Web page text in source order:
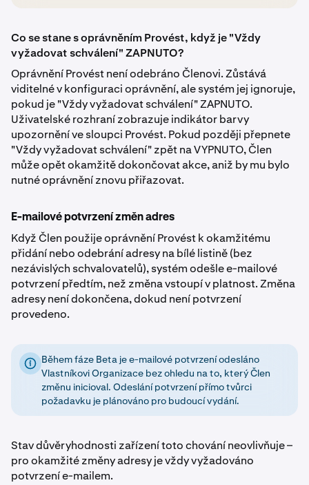
Co se stane s oprávněním Provést, když je "Vždy
vyžadovat schválení" ZAPNUTO?
Oprávnění Provést není odebráno Členovi. Zůstává
viditelné v konfiguraci oprávnění, ale systém jej ignoruje,
pokud je "Vždy vyžadovat schválení" ZAPNUTO.
Uživatelské rozhraní zobrazuje indikátor barvy
upozornění ve sloupci Provést. Pokud později přepnete
"Vždy vyžadovat schválení" zpět na VYPNUTO, Člen
může opět okamžitě dokončovat akce, aniž by mu bylo
nutné oprávnění znovu přiřazovat.
E-mailové potvrzení změn adres
Když Člen použije oprávnění Provést k okamžitému
přidání nebo odebrání adresy na bílé listině (bez
nezávislých schvalovatelů), systém odešle e-mailové
potvrzení předtím, než změna vstoupí v platnost. Změna
adresy není dokončena, dokud není potvrzení
provedeno.
Během fáze Beta je e-mailové potvrzení odesláno
Vlastníkovi Organizace bez ohledu na to, který Člen
změnu inicioval. Odeslání potvrzení přímo tvůrci
požadavku je plánováno pro budoucí vydání.
Stav důvěryhodnosti zařízení toto chování neovlivňuje –
pro okamžité změny adresy je vždy vyžadováno
potvrzení e-mailem.